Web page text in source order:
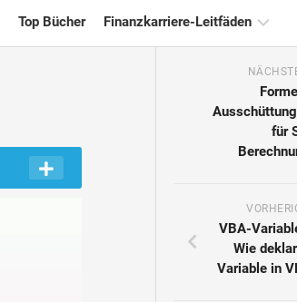
Top Bücher Finanzkarriere-Leitfäden
Vollständige
für
VBA-
Wie
Variable in